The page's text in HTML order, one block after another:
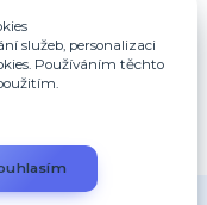
služeb, personalizaci
Používáním těchto